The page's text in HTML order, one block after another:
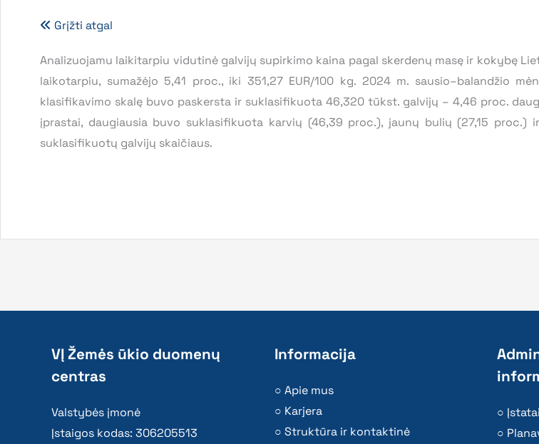
Grįžti atgal
Analizuojamu laikitarpiu vidutinė galvijų supirkimo kaina pagal skerdenų masę ir kokybę
laikotarpiu, sumažėjo 5,41 proc., iki 351,27 EUR/100 kg. 2024 m. sausio–balandžio
klasifikavimo skalę buvo paskersta ir suklasifikuota 46,320 tūkst. galvijų – 4,46 proc.
įprastai, daugiausia buvo suklasifikuota karvių (46,39 proc.), jaunų bulių (27,15 proc.)
suklasifikuotų galvijų skaičiaus.
VĮ Žemės ūkio duomenų
centras
Valstybės įmonė
Įstaigos kodas: 306205513
Informacija
Apie mus
Karjera
Struktūra ir kontaktinė
Įstatai